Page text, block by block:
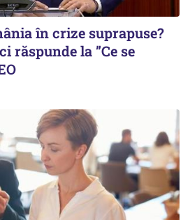
în crize suprapuse?
răspunde la ”Ce se